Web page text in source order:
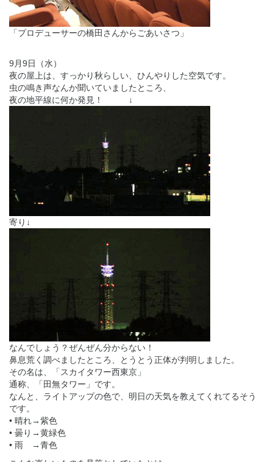
「プロデューサーの橋田さんからごあいさつ」
9月9日（水）
夜の屋上は、すっかり秋らしい、ひんやりした空気です。
虫の鳴き声なんか聞いていましたところ、
夜の地平線に何か発見！ ↓
寄り↓
なんでしょう？ぜんぜん分からない！
鼻息荒く調べましたところ、とうとう正体が判明しました。
その名は、「スカイタワー西東京」
通称、「田無タワー」です。
なんと、ライトアップの色で、明日の天気を教えてくれてるそう
です。
• 晴れ→紫色
• 曇り→黄緑色
• 雨 →青色